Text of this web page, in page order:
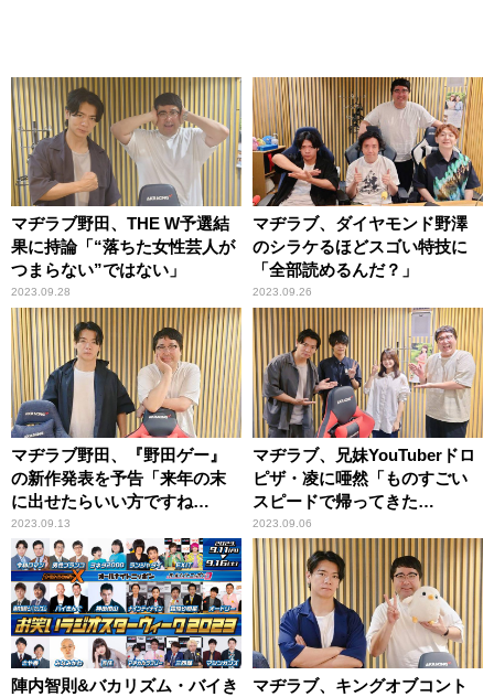
マヂラブ野田、THE W予選結
果に持論「“落ちた女性芸人が
つまらない”ではない」
2023.09.28
マヂラブ、ダイヤモンド野澤
のシラケるほどスゴい特技に
「全部読めるんだ？」
2023.09.26
マヂラブ野田、『野田ゲー』
の新作発表を予告「来年の末
に出せたらいい方ですね
（笑）」
2023.09.13
マヂラブ、兄妹YouTuberドロ
ピザ・凌に唖然「ものすごい
スピードで帰ってきた
ね……」
2023.09.06
陣内智則&バカリズム・バイき
マヂラブ、キングオブコント